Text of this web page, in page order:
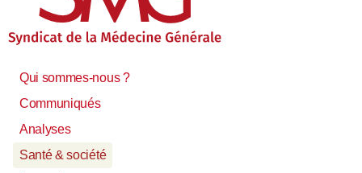
Qui sommes-nous ?
Communiqués
Analyses
Santé & société